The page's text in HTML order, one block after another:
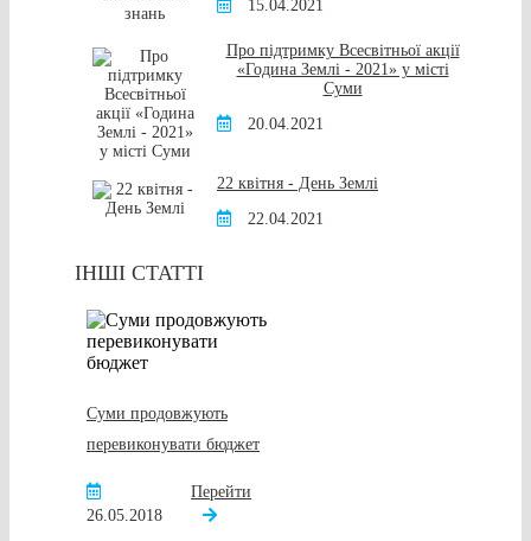
15.04.2021
Про підтримку Всесвітньої акції
«Година Землі - 2021» у місті
Суми
20.04.2021
22 квітня - День Землі
22.04.2021
ІНШІ СТАТТІ
Суми продовжують
перевиконувати бюджет
26.05.2018
Перейти